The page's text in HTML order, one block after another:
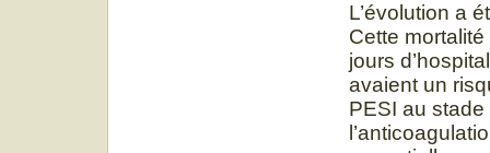
L’évolution a
Cette
jours
avaient un
PESI au